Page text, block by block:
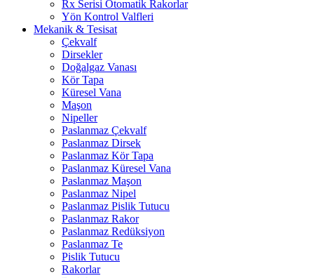
Rx Serisi Otomatik Rakorlar
Yön Kontrol Valfleri
Mekanik & Tesisat
Çekvalf
Dirsekler
Doğalgaz Vanası
Kör Tapa
Küresel Vana
Maşon
Nipeller
Paslanmaz Çekvalf
Paslanmaz Dirsek
Paslanmaz Kör Tapa
Paslanmaz Küresel Vana
Paslanmaz Maşon
Paslanmaz Nipel
Paslanmaz Pislik Tutucu
Paslanmaz Rakor
Paslanmaz Redüksiyon
Paslanmaz Te
Pislik Tutucu
Rakorlar